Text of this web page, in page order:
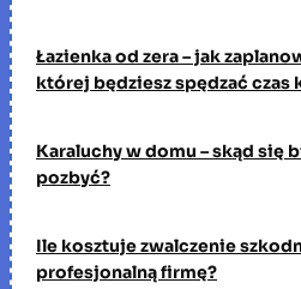
Łazienka od zera – jak
której będziesz spędzać czas
Karaluchy w domu – skąd się
pozbyć?
Ile kosztuje zwalczenie
profesjonalną firmę?